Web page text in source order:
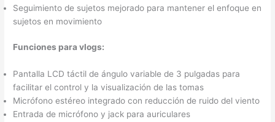
Seguimiento de sujetos mejorado para mantener el enfoque en
sujetos en movimiento
Funciones para vlogs:
Pantalla LCD táctil de ángulo variable de 3 pulgadas para
facilitar el control y la visualización de las tomas
Micrófono estéreo integrado con reducción de ruido del viento
Entrada de micrófono y jack para auriculares